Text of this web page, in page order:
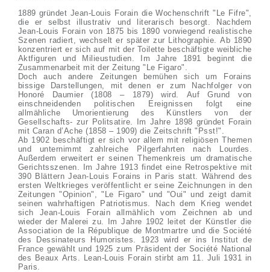
1889 gründet Jean-Louis Forain die Wochenschrift "Le Fifre",
die er selbst illustrativ und literarisch besorgt. Nachdem
Jean-Louis Forain von 1875 bis 1890 vorwiegend realistische
Szenen radiert, wechselt er später zur Lithographie. Ab 1890
konzentriert er sich auf mit der Toilette beschäftigte weibliche
Aktfiguren und Milieustudien. Im Jahre 1891 beginnt die
Zusammenarbeit mit der Zeitung "Le Figaro".
Doch auch andere Zeitungen bemühen sich um Forains
bissige Darstellungen, mit denen er zum Nachfolger von
Honoré Daumier (1808 – 1879) wird. Auf Grund von
einschneidenden politischen Ereignissen folgt eine
allmähliche Umorientierung des Künstlers von der
Gesellschafts- zur Politsatire. Im Jahre 1898 gründet Forain
mit Caran d’Ache (1858 – 1909) die Zeitschrift "Psst!".
Ab 1902 beschäftigt er sich vor allem mit religiösen Themen
und unternimmt zahlreiche Pilgerfahrten nach Lourdes.
Außerdem erweitert er seinen Themenkreis um dramatische
Gerichtsszenen. Im Jahre 1913 findet eine Retrospektive mit
390 Blättern Jean-Louis Forains in Paris statt. Während des
ersten Weltkrieges veröffentlicht er seine Zeichnungen in den
Zeitungen "Opinion", "Le Figaro" und "Oui" und zeigt damit
seinen wahrhaftigen Patriotismus. Nach dem Krieg wendet
sich Jean-Louis Forain allmählich vom Zeichnen ab und
wieder der Malerei zu. Im Jahre 1902 leitet der Künstler die
Association de la République de Montmartre und die Société
des Dessinateurs Humoristes. 1923 wird er ins Institut de
France gewählt und 1925 zum Präsident der Société National
des Beaux Arts. Lean-Louis Forain stirbt am 11. Juli 1931 in
Paris.